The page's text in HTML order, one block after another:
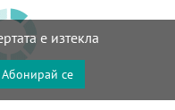
е изтекла
Абонирай се